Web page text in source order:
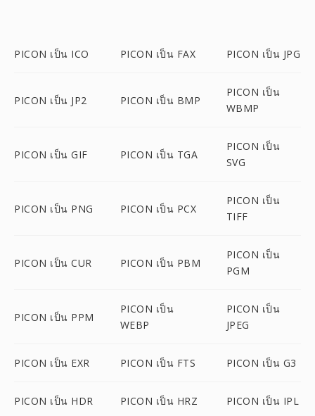
PICON เป็น ICO PICON เป็น FAX PICON เป็น JPG
PICON เป็น JP2 PICON เป็น BMP
PICON เป็น
WBMP
PICON เป็น GIF PICON เป็น TGA
PICON เป็น
SVG
PICON เป็น PNG PICON เป็น PCX
PICON เป็น
TIFF
PICON เป็น CUR PICON เป็น PBM
PICON เป็น
PGM
PICON เป็น PPM
PICON เป็น
WEBP
PICON เป็น
JPEG
PICON เป็น EXR PICON เป็น FTS PICON เป็น G3
PICON เป็น HDR PICON เป็น HRZ PICON เป็น IPL